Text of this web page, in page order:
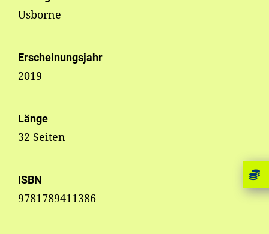
Usborne
Erscheinungsjahr
2019
Länge
32 Seiten
ISBN
9781789411386